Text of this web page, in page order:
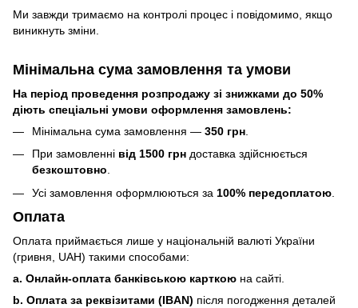
Ми завжди тримаємо на контролі процес і повідомимо, якщо
виникнуть зміни.
Мінімальна сума замовлення та умови
На період проведення розпродажу зі знижками до 50%
діють спеціальні умови оформлення замовлень:
Мінімальна сума замовлення — 350 грн
При замовленні від 1500 грн доставка здійснюється
безкоштовно.
Усі замовлення оформлюються за 100% передоплатою
Оплата
Оплата приймається лише у національній валюті України
(гривня, UAH) такими способами:
a. Онлайн-оплата банківською карткою на сайті.
b. Оплата за реквізитами (IBAN) після погодження деталей